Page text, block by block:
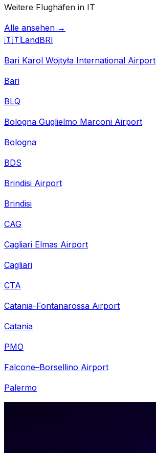
Weitere Flughäfen in IT
Alle ansehen →
🇮🇹LandBRI
Bari Karol Wojtyła International Airport
Bari
BLQ
Bologna Guglielmo Marconi Airport
Bologna
BDS
Brindisi Airport
Brindisi
CAG
Cagliari Elmas Airport
Cagliari
CTA
Catania-Fontanarossa Airport
Catania
PMO
Falcone–Borsellino Airport
Palermo